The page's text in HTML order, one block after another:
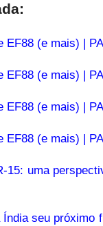
EF88 (e mais) |
EF88 (e mais) |
EF88 (e mais) |
EF88 (e mais) |
15: uma
seu próximo